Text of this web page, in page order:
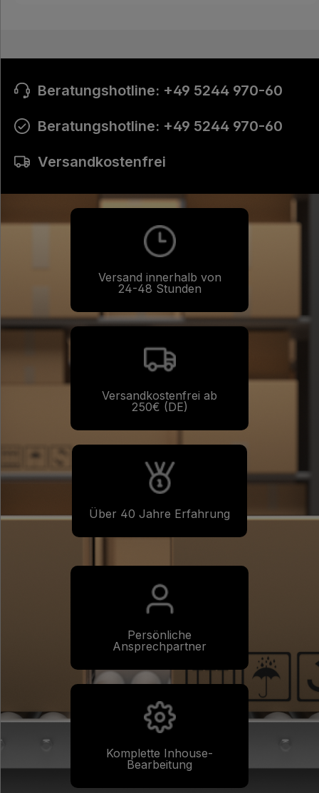
Kartonverschließmaschinen entwickelt
im Lager, Versand und in der Produktion Ideal für
für Logistik, E-Commerce, Industrie und Handel
Das Acrylat-Klebeband bietet eine dauerhafte
bleibt auch bei Temperaturschwankungen
zuverlässig. Durch die extra lange Lauflänge von
990 m sparst du Zeit und Kosten beim
Rollenwechsel – perfekt für hohe
Beratungshotline: +49 5244 970-60
Beratungshotline: +49 5244 970-60
Versandkostenfrei
Versand innerhalb von
24-48 Stunden
Versandkostenfrei ab
250€ (DE)
Über 40 Jahre Erfahrung
Persönliche
Ansprechpartner
Komplette Inhouse-
Bearbeitung